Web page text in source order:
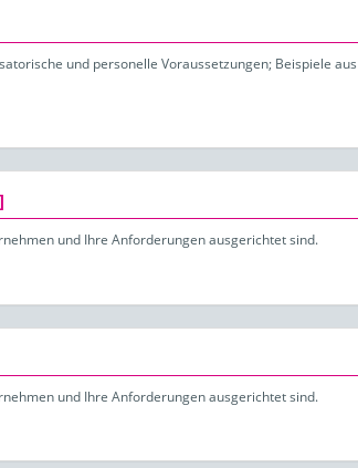
und personelle Voraussetzungen; Beispiele
und Ihre Anforderungen ausgerichtet sind.
und Ihre Anforderungen ausgerichtet sind.